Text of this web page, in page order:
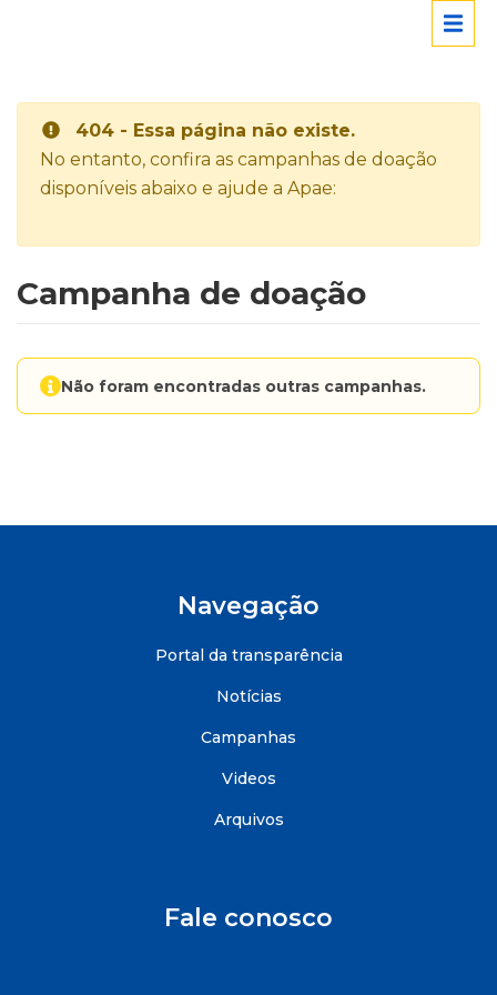
404 - Essa página não existe.
No entanto, confira as campanhas de doação
disponíveis abaixo e ajude a Apae:
Campanha de doação
Não foram encontradas outras campanhas.
Navegação
Portal da transparência
Notícias
Campanhas
Videos
Arquivos
Fale conosco